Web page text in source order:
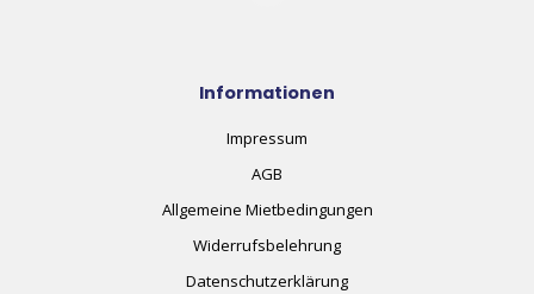
Informationen
Impressum
AGB
Allgemeine Mietbedingungen
Widerrufsbelehrung
Datenschutzerklärung